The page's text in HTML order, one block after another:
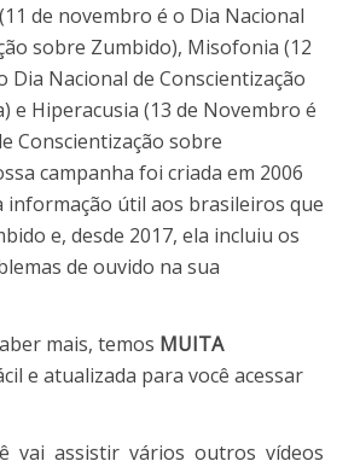
de novembro é o Dia Nacional
sobre Zumbido), Misofonia (12
Dia Nacional de Conscientização
e Hiperacusia (13 de Novembro é
Conscientização sobre
campanha foi criada em 2006
informação útil aos brasileiros que
e, desde 2017, ela incluiu os
de ouvido na sua
mais, temos MUITA
e atualizada para você acessar
vai assistir vários outros vídeos